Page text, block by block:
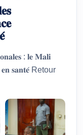
: 𝐥𝐞 𝐌𝐚𝐥𝐢
𝐞𝐧 𝐬𝐚𝐧𝐭𝐞́ Retour